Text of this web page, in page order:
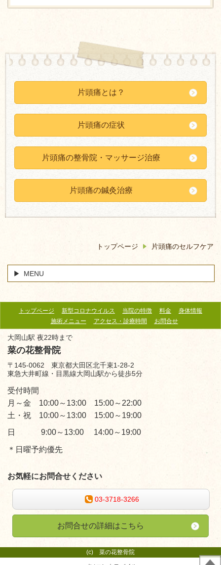
片頭痛とは？
片頭痛の症状
片頭痛の整骨院・マッサージ治療
片頭痛の鍼灸治療
トップページ 片頭痛のセルフケア
MENU
トップページ 新型コロナウイルス 当院の特徴 料金
身体情報
施術メニュー
アクセス・診療時間 お問合せ
大岡山駅 夜22時まで
菜の花整骨院
〒145-0062 東京都大田区北千束1-28-2
東急大井町線・目黒線大岡山駅から徒歩5分
受付時間
月～金 10:00～13:00 15:00～22:00
土・祝 10:00～13:00 15:00～19:00
日 9:00～13:00 14:00～19:00
＊日曜予約優先
お気軽にお問合せください
03-3718-3266
お問合せの詳細はこちら
(c) 菜の花整骨院